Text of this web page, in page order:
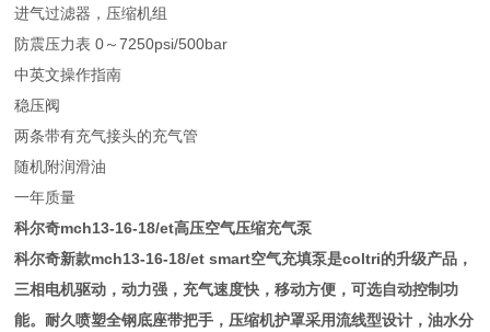
进气过滤器，压缩机组
防震压力表 0～7250psi/500bar
中英文操作指南
稳压阀
两条带有充气接头的充气管
随机附润滑油
一年质量
科尔奇mch13-16-18/et高压空气压缩充气泵
科尔奇新款mch13-16-18/et smart空气充填泵是coltri的升级产品，
三相电机驱动，动力强，充气速度快，移动方便，可选自动控制功
能。耐久喷塑全钢底座带把手，压缩机护罩采用流线型设计，油水分